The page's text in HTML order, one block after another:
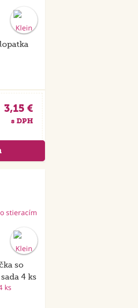
3,15 €
s DPH
so
4 ks